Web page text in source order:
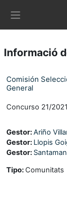
Informació
Comisión
General
Concurso 21/2021
Gestor:Ariño
Gestor: Llopis
Gestor:
Tipo: Comunitats